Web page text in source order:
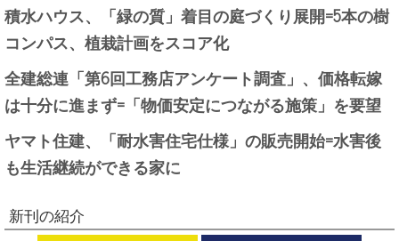
積水ハウス、「緑の質」着目の庭づくり展開=5本の樹
コンパス、植栽計画をスコア化
全建総連「第6回工務店アンケート調査」、価格転嫁
は十分に進まず=「物価安定につながる施策」を要望
ヤマト住建、「耐水害住宅仕様」の販売開始=水害後
も生活継続ができる家に
新刊の紹介